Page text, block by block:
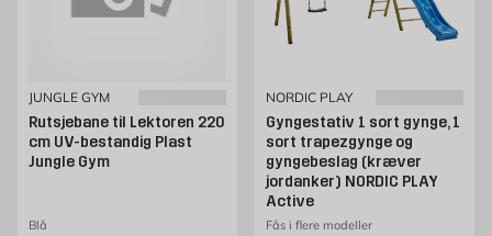
JUNGLE GYM
Rutsjebane til Lektoren 220
cm UV-bestandig Plast
Jungle Gym
Blå
NORDIC PLAY
Gyngestativ 1 sort gynge, 1
sort trapezgynge og
gyngebeslag (kræver
jordanker) NORDIC PLAY
Active
Fås i flere modeller